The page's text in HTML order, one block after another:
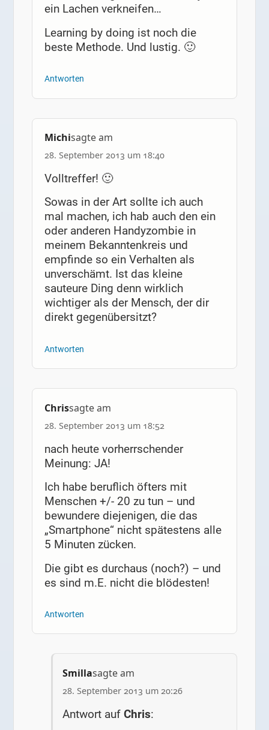
ein Lachen verkneifen…
Learning by doing ist noch die
beste Methode. Und lustig. 🙂
Antworten
Michisagte am
28. September 2013 um 18:40
Volltreffer! 🙂
Sowas in der Art sollte ich auch
mal machen, ich hab auch den ein
oder anderen Handyzombie in
meinem Bekanntenkreis und
empfinde so ein Verhalten als
unverschämt. Ist das kleine
sauteure Ding denn wirklich
wichtiger als der Mensch, der dir
direkt gegenübersitzt?
Antworten
Chrissagte am
28. September 2013 um 18:52
nach heute vorherrschender
Meinung: JA!
Ich habe beruflich öfters mit
Menschen +/- 20 zu tun – und
bewundere diejenigen, die das
„Smartphone“ nicht spätestens alle
5 Minuten zücken.
Die gibt es durchaus (noch?) – und
es sind m.E. nicht die blödesten!
Antworten
Smillasagte am
28. September 2013 um 20:26
Antwort aufChris: